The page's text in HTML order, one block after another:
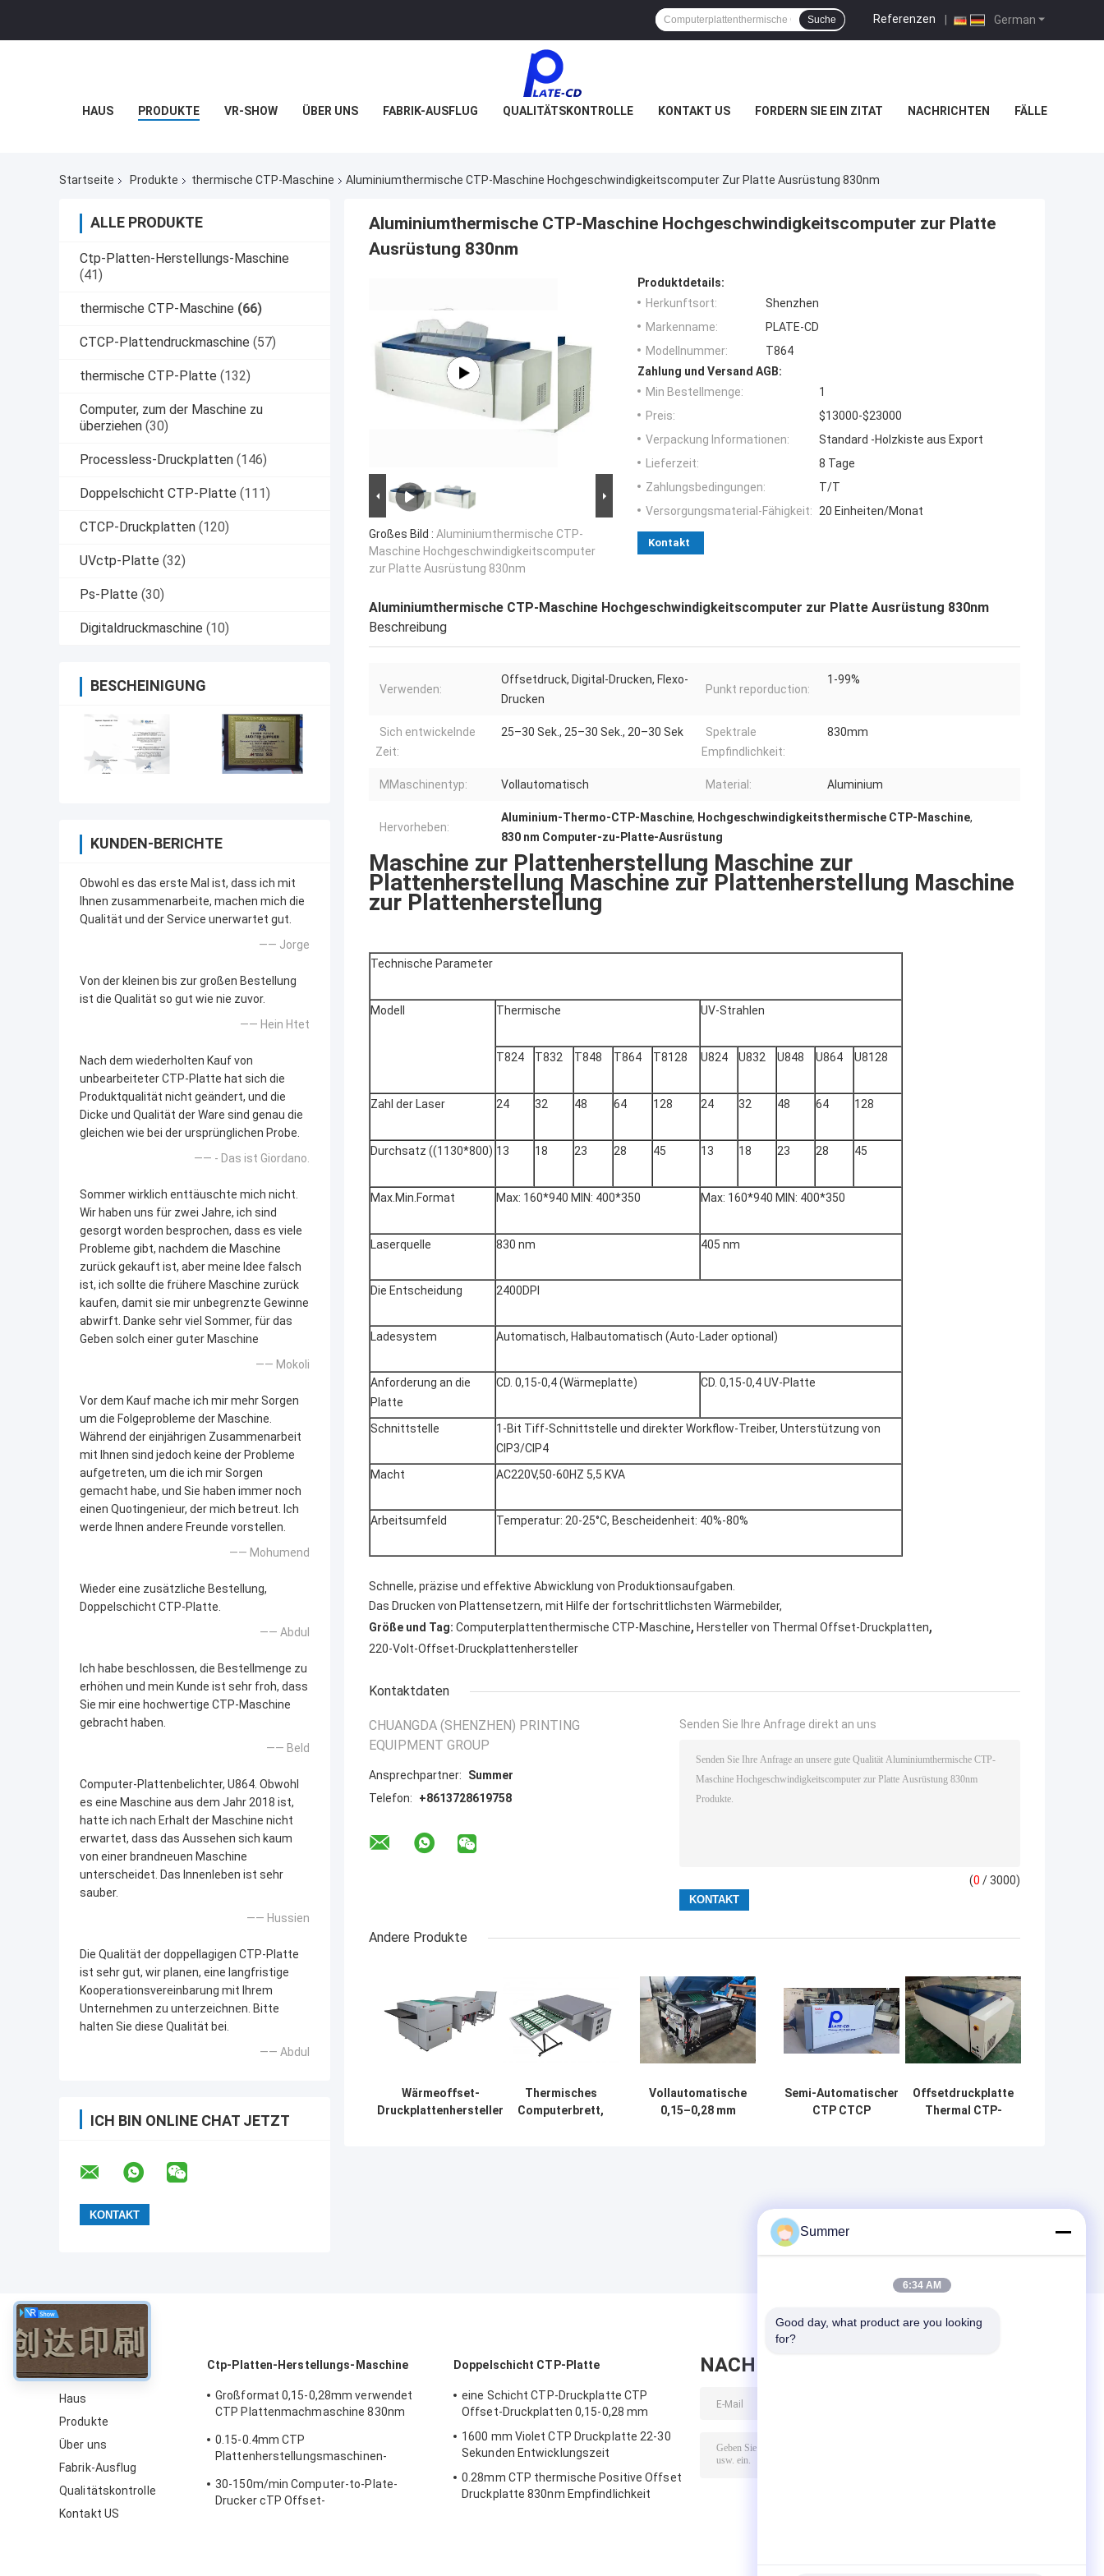
German
Referenzen |
Suche
HAUS PRODUKTE VR-SHOW ÜBER UNS FABRIK-AUSFLUG QUALITÄTSKONTROLLE KONTAKT US FORDERN SIE EIN ZITAT NACHRICHTEN FÄLLE
Startseite Produkte thermische CTP-Maschine Aluminiumthermische CTP-Maschine Hochgeschwindigkeitscomputer Zur Platte Ausrüstung 830nm
ALLE PRODUKTE
Ctp-Platten-Herstellungs-Maschine
(41)
thermische CTP-Maschine (66)
CTCP-Plattendruckmaschine (57)
thermische CTP-Platte (132)
Computer, zum der Maschine zu
überziehen (30)
Processless-Druckplatten (146)
Doppelschicht CTP-Platte (111)
CTCP-Druckplatten (120)
UVctp-Platte (32)
Ps-Platte (30)
Digitaldruckmaschine (10)
BESCHEINIGUNG
KUNDEN-BERICHTE
Obwohl es das erste Mal ist, dass ich mit
Ihnen zusammenarbeite, machen mich die
Qualität und der Service unerwartet gut.
—— Jorge
Von der kleinen bis zur großen Bestellung
ist die Qualität so gut wie nie zuvor.
—— Hein Htet
Nach dem wiederholten Kauf von
unbearbeiteter CTP-Platte hat sich die
Produktqualität nicht geändert, und die
Dicke und Qualität der Ware sind genau die
gleichen wie bei der ursprünglichen Probe.
—— - Das ist Giordano.
Sommer wirklich enttäuschte mich nicht.
Wir haben uns für zwei Jahre, ich sind
gesorgt worden besprochen, dass es viele
Probleme gibt, nachdem die Maschine
zurück gekauft ist, aber meine Idee falsch
ist, ich sollte die frühere Maschine zurück
kaufen, damit sie mir unbegrenzte Gewinne
abwirft. Danke sehr viel Sommer, für das
Geben solch einer guter Maschine
—— Mokoli
Vor dem Kauf mache ich mir mehr Sorgen
um die Folgeprobleme der Maschine.
Während der einjährigen Zusammenarbeit
mit Ihnen sind jedoch keine der Probleme
aufgetreten, um die ich mir Sorgen
gemacht habe, und Sie haben immer noch
einen Quotingenieur, der mich betreut. Ich
werde Ihnen andere Freunde vorstellen.
—— Mohumend
Wieder eine zusätzliche Bestellung,
Doppelschicht CTP-Platte.
—— Abdul
Ich habe beschlossen, die Bestellmenge zu
erhöhen und mein Kunde ist sehr froh, dass
Sie mir eine hochwertige CTP-Maschine
gebracht haben.
—— Beld
Computer-Plattenbelichter, U864. Obwohl
es eine Maschine aus dem Jahr 2018 ist,
hatte ich nach Erhalt der Maschine nicht
erwartet, dass das Aussehen sich kaum
von einer brandneuen Maschine
unterscheidet. Das Innenleben ist sehr
sauber.
—— Hussien
Die Qualität der doppellagigen CTP-Platte
ist sehr gut, wir planen, eine langfristige
Kooperationsvereinbarung mit Ihrem
Unternehmen zu unterzeichnen. Bitte
halten Sie diese Qualität bei.
—— Abdul
ICH BIN ONLINE CHAT JETZT
Aluminiumthermische CTP-Maschine Hochgeschwindigkeitscomputer zur Platte
Ausrüstung 830nm
Großes Bild : Aluminiumthermische CTP-
Maschine Hochgeschwindigkeitscomputer
zur Platte Ausrüstung 830nm
Produktdetails:
Herkunftsort:
Shenzhen
Markenname:
PLATE-CD
Modellnummer:
T864
Zahlung und Versand AGB:
Min Bestellmenge:
1
Preis:
$13000-$23000
Verpackung Informationen:
Standard -Holzkiste aus Export
Lieferzeit:
8 Tage
Zahlungsbedingungen:
T/T
Versorgungsmaterial-Fähigkeit: 20 Einheiten/Monat
Kontakt
Aluminiumthermische CTP-Maschine Hochgeschwindigkeitscomputer zur Platte Ausrüstung 830nm
Beschreibung
Verwenden:
Offsetdruck, Digital-Drucken, Flexo-
Drucken
Punkt reporduction:
1-99%
Sich entwickelnde
Zeit:
25–30 Sek., 25–30 Sek., 20–30 Sek
Spektrale
Empfindlichkeit:
830mm
MMaschinentyp: Vollautomatisch Material: Aluminium
Hervorheben:
Aluminium-Thermo-CTP-Maschine, Hochgeschwindigkeitsthermische CTP-Maschine,
830 nm Computer-zu-Platte-Ausrüstung
Maschine zur Plattenherstellung Maschine zur
Plattenherstellung Maschine zur Plattenherstellung Maschine
zur Plattenherstellung
Technische Parameter
Modell Thermische UV-Strahlen
T824 T832 T848 T864 T8128 U824 U832 U848 U864 U8128
Zahl der Laser 24 32 48 64 128 24 32 48 64 128
Durchsatz ((1130*800) 13 18 23 28 45 13 18 23 28 45
Max.Min.Format Max: 160*940 MIN: 400*350 Max: 160*940 MIN: 400*350
Laserquelle 830 nm 405 nm
Die Entscheidung 2400DPI
Ladesystem Automatisch, Halbautomatisch (Auto-Lader optional)
Anforderung an die
Platte
CD. 0,15-0,4 (Wärmeplatte) CD. 0,15-0,4 UV-Platte
Schnittstelle
1-Bit Tiff-Schnittstelle und direkter Workflow-Treiber, Unterstützung von
CIP3/CIP4
Macht
AC220V,50-60HZ 5,5 KVA
Arbeitsumfeld Temperatur: 20-25°C, Bescheidenheit: 40%-80%
Schnelle, präzise und effektive Abwicklung von Produktionsaufgaben.
Das Drucken von Plattensetzern, mit Hilfe der fortschrittlichsten Wärmebilder,
Größe und Tag: Computerplattenthermische CTP-Maschine, Hersteller von Thermal Offset-Druckplatten,
220-Volt-Offset-Druckplattenhersteller
Kontaktdaten
CHUANGDA (SHENZHEN) PRINTING
EQUIPMENT GROUP
Ansprechpartner:
Summer
Telefon:
+8613728619758
Senden Sie Ihre Anfrage direkt an uns
(0 / 3000)
Andere Produkte
Wärmeoffset-
Druckplattenhersteller
Thermisches
Computerbrett,
Vollautomatische
0,15–0,28 mm
Semi-Automatischer
CTP CTCP
Offsetdruckplatte
Thermal CTP-
Haus
Produkte
Über uns
Fabrik-Ausflug
Qualitätskontrolle
Kontakt US
Ctp-Platten-Herstellungs-Maschine
Großformat 0,15-0,28mm verwendet
CTP Plattenmachmaschine 830nm
0.15-0.4mm CTP
Plattenherstellungsmaschinen-
30-150m/min Computer-to-Plate-
Drucker cTP Offset-
Doppelschicht CTP-Platte
eine Schicht CTP-Druckplatte CTP
Offset-Druckplatten 0,15-0,28 mm
1600 mm Violet CTP Druckplatte 22-30
Sekunden Entwicklungszeit
0.28mm CTP thermische Positive Offset
Druckplatte 830nm Empfindlichkeit
NACHRICHT HINTERLASSEN
Summer
6:34 AM
Good day, what product are you looking
for?